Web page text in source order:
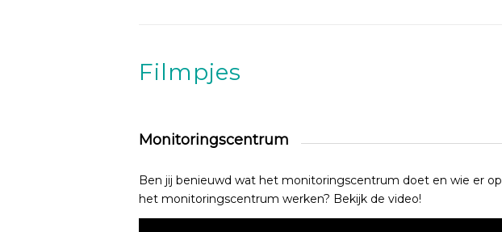
Filmpjes
Monitoringscentrum
Ben jij benieuwd wat het monitoringscentrum doet en wie er op
het monitoringscentrum werken? Bekijk de video!